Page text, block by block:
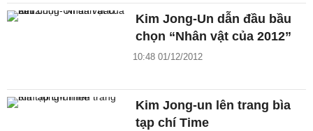
Kim Jong-Un dẫn đầu bầu
chọn “Nhân vật của 2012”
10:48 01/12/2012
Kim Jong-un lên trang bìa
tạp chí Time